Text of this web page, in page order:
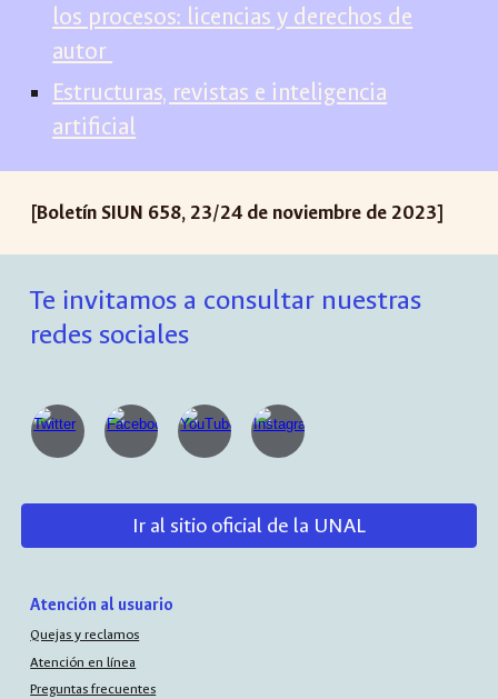
los procesos: licencias y derechos de
autor
Estructuras, revistas e inteligencia
artificial
[Boletín SIUN 658, 23/24 de noviembre de 2023]
Te invitamos a consultar nuestras
redes sociales
Ir al sitio oficial de la UNAL
Atención al usuario
Quejas y reclamos
Atención en línea
Preguntas frecuentes